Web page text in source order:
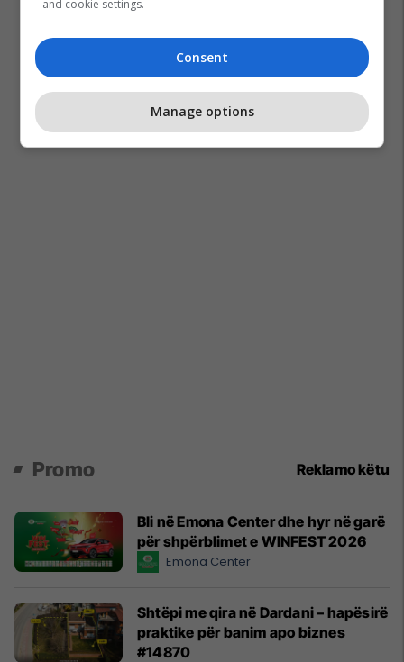
Promo Reklamo këtu
Bli në Emona Center dhe hyr në garë
për shpërblimet e WINFEST 2026
Emona Center
Shtëpi me qira në Dardani – hapësirë
praktike për banim apo biznes
#14870
and cookie settings.
Consent
Manage options